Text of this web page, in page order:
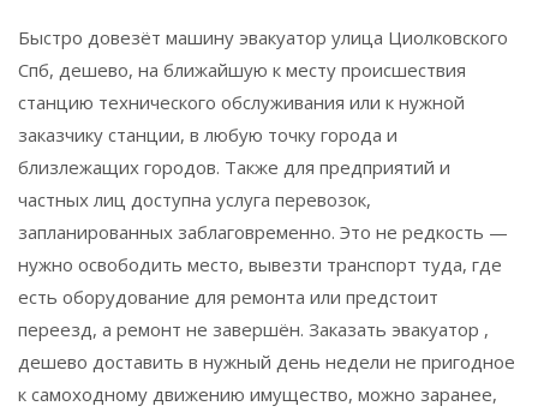
Быстро довезёт машину эвакуатор улица Циолковского
Спб, дешево, на ближайшую к месту происшествия
станцию технического обслуживания или к нужной
заказчику станции, в любую точку города и
близлежащих городов. Также для предприятий и
частных лиц доступна услуга перевозок,
запланированных заблаговременно. Это не редкость —
нужно освободить место, вывезти транспорт туда, где
есть оборудование для ремонта или предстоит
переезд, а ремонт не завершён. Заказать эвакуатор ,
дешево доставить в нужный день недели не пригодное
к самоходному движению имущество, можно заранее,